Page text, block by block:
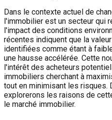
Dans le contexte actuel de
l'immobilier est un secteur qui
l'impact des conditions
récentes indiquent que la
identifiées comme étant à
une hausse accélérée. Cette
l'intérêt des acheteurs
immobiliers cherchant à
tout en minimisant les risques.
explorerons les raisons de
le marché immobilier.